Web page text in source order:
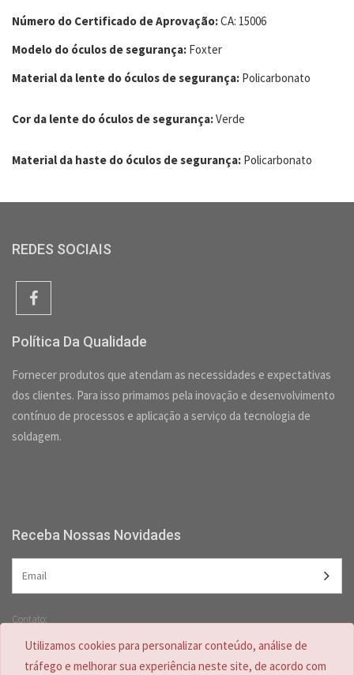
Número do Certificado de Aprovação:CA: 15006
Modelo do óculos de segurança: Foxter
Material da lente do óculos de segurança: Policarbonato
Cor da lente do óculos de segurança:Verde
Material da haste do óculos de segurança: Policarbonato
REDES SOCIAIS
Política Da Qualidade
Fornecer produtos que atendam as necessidades e expectativas
dos clientes. Para isso primamos pela inovação e desenvolvimento
contínuo de processos e aplicação a serviço da tecnologia de
soldagem.
Receba Nossas Novidades
Contato:
(47) 99728-4635
Utilizamos cookies para personalizar conteúdo, análise de
tráfego e melhorar sua experiência neste site, de acordo com